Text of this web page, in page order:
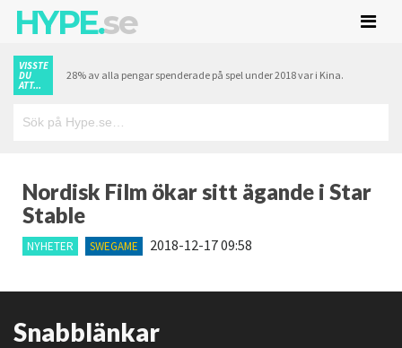
HYPE.se
VISSTE
DU
ATT...
28% av alla pengar spenderade på spel under 2018 var i Kina.
Nordisk Film ökar sitt ägande i Star
Stable
NYHETER SWEGAME 2018-12-17 09:58
Snabblänkar